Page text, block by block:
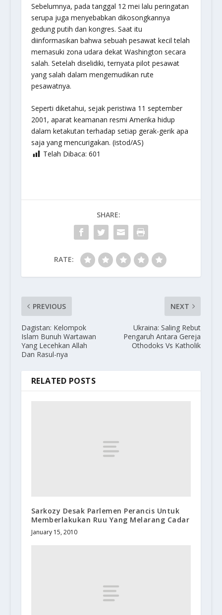
Sebelumnya, pada tanggal 12 mei lalu peringatan
serupa juga menyebabkan dikosongkannya
gedung putih dan kongres. Saat itu
diinformasikan bahwa sebuah pesawat kecil telah
memasuki zona udara dekat Washington secara
salah. Setelah diselidiki, ternyata pilot pesawat
yang salah dalam mengemudikan rute
pesawatnya.
Seperti diketahui, sejak peristiwa 11 september
2001, aparat keamanan resmi Amerika hidup
dalam ketakutan terhadap setiap gerak-gerik apa
saja yang mencurigakan. (istod/AS)
Telah Dibaca: 601
SHARE:
RATE:
PREVIOUS
Dagistan: Kelompok
Islam Bunuh Wartawan
Yang Lecehkan Allah
Dan Rasul-nya
NEXT
Ukraina: Saling Rebut
Pengaruh Antara Gereja
Othodoks Vs Katholik
RELATED POSTS
Sarkozy Desak Parlemen Perancis Untuk
Memberlakukan Ruu Yang Melarang Cadar
January 15, 2010